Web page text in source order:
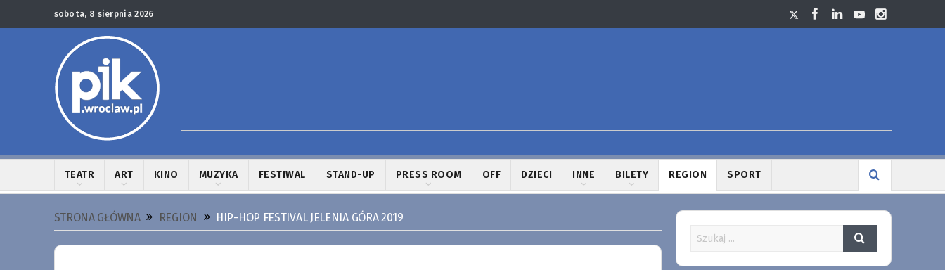
sobota, 8 sierpnia 2026
TEATR ART KINO MUZYKA FESTIWAL STAND-UP PRESS ROOM OFF DZIECI INNE BILETY REGION SPORT
STRONA GŁÓWNA REGION HIP-HOP FESTIVAL JELENIA GÓRA 2019